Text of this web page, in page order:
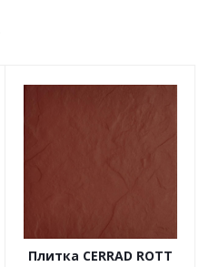
Плитка CERRAD ROTT